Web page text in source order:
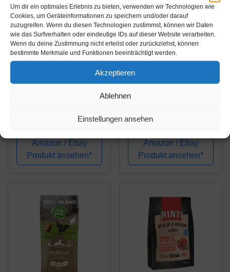
Um dir ein optimales Erlebnis zu bieten, verwenden wir Technologien wie
Cookies, um Geräteinformationen zu speichern und/oder darauf
zuzugreifen. Wenn du diesen Technologien zustimmst, können wir Daten
wie das Surfverhalten oder eindeutige IDs auf dieser Website verarbeiten.
Wenn du deine Zustimmung nicht erteilst oder zurückziehst, können
bestimmte Merkmale und Funktionen beeinträchtigt werden.
Akzeptieren
Ablehnen
Einstellungen ansehen
Amazon.de
31,99€
frischem Geflügel &
Hundetrockenfutter für
ausgewachsene
Hunde aller Rassen | 1
Amazon / Ebay
Produkt ansehen*
Amazon.de
50,90€55,99€
Senior Truthahn und
Trockenfutter für die
tägliche Ernährung
älterer,
Amazon / Ebay
Produkt ansehen*